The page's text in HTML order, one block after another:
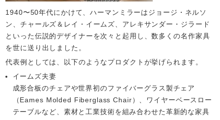
1940〜50年代にかけて、ハーマンミラーはジョージ・ネルソ
ン、チャールズ＆レイ・イームズ、アレキサンダー・ジラード
といった伝説的デザイナーを次々と起用し、数多くの名作家具
を世に送り出しました。
代表例としては、以下のようなプロダクトが挙げられます。
イームズ夫妻
成形合板のチェアや世界初のファイバーグラス製チェア
（Eames Molded Fiberglass Chair）、ワイヤーベースロー
テーブルなど、素材と工業技術を組み合わせた革新的な家具